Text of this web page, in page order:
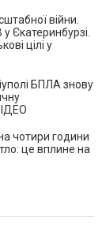
війни.
Єкатеринбурзі.
цілі у
БПЛА знову
чотири години
це вплине на